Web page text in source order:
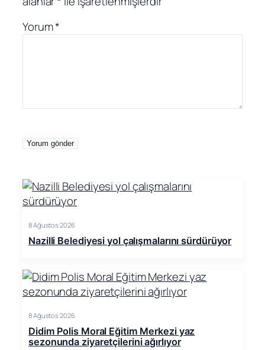
Yorum*
8 Ağustos 2026
Nazilli Belediyesi yol çalışmalarını sürdürüyor
8 Ağustos 2026
Didim Polis Moral Eğitim Merkezi yaz
sezonunda ziyaretçilerini ağırlıyor